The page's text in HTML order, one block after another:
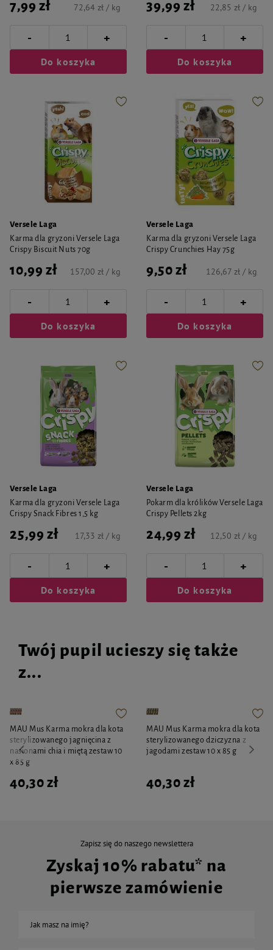
7,99 zł 72,64 zł / kg
- +
Do koszyka
39,99 zł 22,85 zł / kg
- +
Do koszyka
Versele Laga
Karma dla gryzoni Versele Laga
Crispy Biscuit Nuts 70g
10,99 zł 157,00 zł / kg
- +
Do koszyka
Versele Laga
Karma dla gryzoni Versele Laga
Crispy Crunchies Hay 75g
9,50 zł 126,67 zł / kg
- +
Do koszyka
Versele Laga
Karma dla gryzoni Versele Laga
Crispy Snack Fibres 1,5 kg
25,99 zł 17,33 zł / kg
- +
Do koszyka
Versele Laga
Pokarm dla królików Versele Laga
Crispy Pellets 2kg
24,99 zł 12,50 zł / kg
- +
Do koszyka
Twój pupil ucieszy się także
z...
MAU Mus Karma mokra dla kota
sterylizowanego jagnięcina z
nasionami chia i miętą zestaw 10
x 85 g
40,30 zł
MAU Mus Karma mokra dla kota
sterylizowanego dziczyzna z
jagodami zestaw 10 x 85 g
40,30 zł
Zapisz się do naszego newslettera
Zyskaj 10% rabatu* na
pierwsze zamówienie
Jak masz na imię?